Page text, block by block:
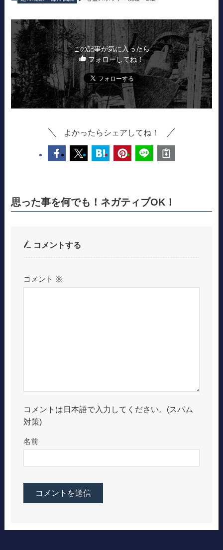
この記事が気に入ったら
フォローしてね！
よかったらシェアしてね！
思った事を何でも！ネガティブOK！
コメントする
コメント ※
コメントは日本語で入力してください。(スパム
対策)
名前